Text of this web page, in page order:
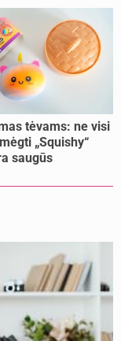
tėvams: ne visi
„Squishy“
saugūs